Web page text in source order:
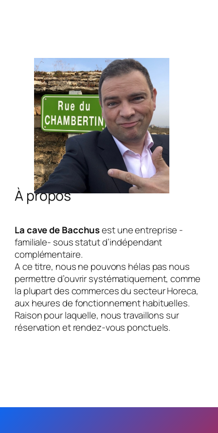
À propos
La cave de Bacchusest une entreprise -
familiale- sous statut d’indépendant
complémentaire.
A ce titre, nous ne pouvons hélas pas nous
permettre d’ouvrir systématiquement, comme
la plupart des commerces du secteur Horeca,
aux heures de fonctionnement habituelles.
Raison pour laquelle, nous travaillons sur
réservation et rendez-vous ponctuels.